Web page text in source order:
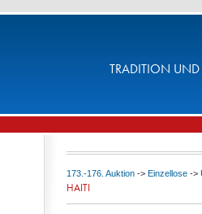
TRADITION UND
173.-176. Auktion -> Einzellose ->
HAITI